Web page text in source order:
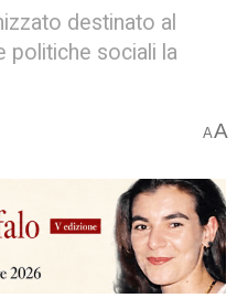
destinato al
politiche sociali la
AA